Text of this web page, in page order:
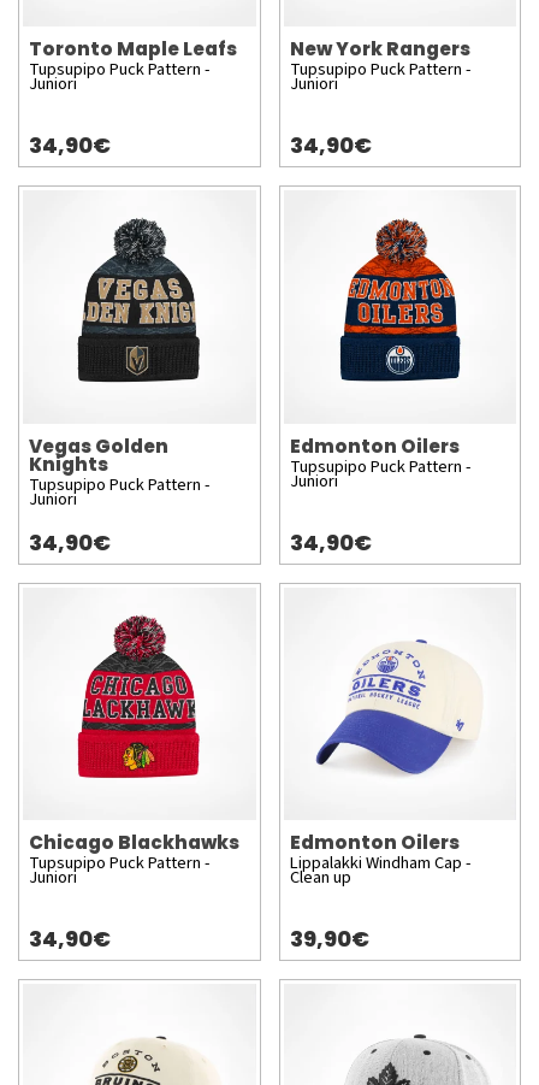
Toronto Maple Leafs
Tupsupipo Puck Pattern -
Juniori
34,90€
New York Rangers
Tupsupipo Puck Pattern -
Juniori
34,90€
Vegas Golden
Knights
Tupsupipo Puck Pattern -
Juniori
34,90€
Edmonton Oilers
Tupsupipo Puck Pattern -
Juniori
34,90€
Chicago Blackhawks
Tupsupipo Puck Pattern -
Juniori
34,90€
Edmonton Oilers
Lippalakki Windham Cap -
Clean up
39,90€